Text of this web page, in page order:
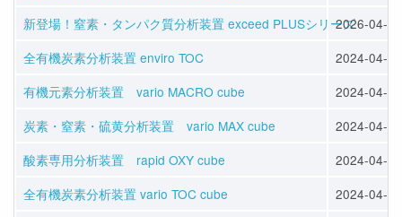
新登場！窒素・タンパク質分析装置 exceed PLUSシリーズ2026-04-13
全有機炭素分析装置 enviro TOC
2024-04-12
有機元素分析装置 vario MACRO cube
2024-04-12
炭素・窒素・硫黄分析装置 vario MAX cube
2024-04-12
酸素専用分析装置 rapid OXY cube
2024-04-12
全有機炭素分析装置 vario TOC cube
2024-04-12